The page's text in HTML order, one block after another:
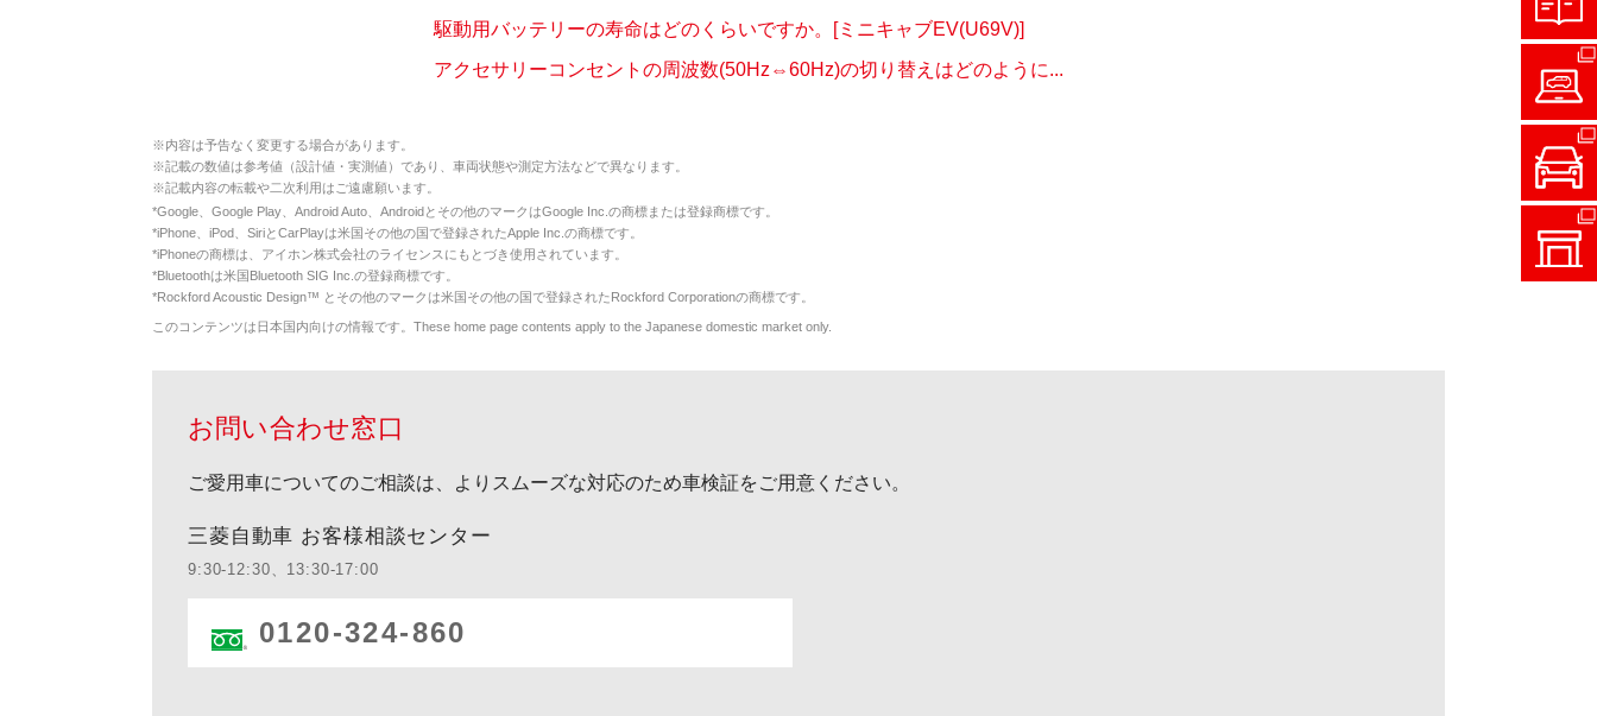
駆動用バッテリーの寿命はどのくらいですか。[ミニキャブEV(U69V)]
アクセサリーコンセントの周波数(50Hz⇔60Hz)の切り替えはどのように...
※内容は予告なく変更する場合があります。
※記載の数値は参考値（設計値・実測値）であり、車両状態や測定方法などで異なります。
※記載内容の転載や二次利用はご遠慮願います。
*Google、Google Play、Android Auto、Androidとその他のマークはGoogle Inc.の商標または登録商標です。
*iPhone、iPod、SiriとCarPlayは米国その他の国で登録されたApple Inc.の商標です。
*iPhoneの商標は、アイホン株式会社のライセンスにもとづき使用されています。
*Bluetoothは米国Bluetooth SIG Inc.の登録商標です。
*Rockford Acoustic Design™ とその他のマークは米国その他の国で登録されたRockford Corporationの商標です。
このコンテンツは日本国内向けの情報です。These home page contents apply to the Japanese domestic market only.
お問い合わせ窓口
ご愛用車についてのご相談は、よりスムーズな対応のため車検証をご用意ください。
三菱自動車 お客様相談センター
9:30-12:30、13:30-17:00
0120-324-860